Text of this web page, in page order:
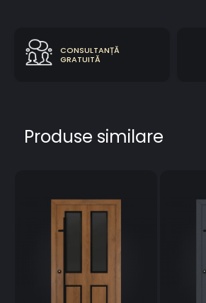
CONSULTANȚĂ
GRATUITĂ
Produse similare